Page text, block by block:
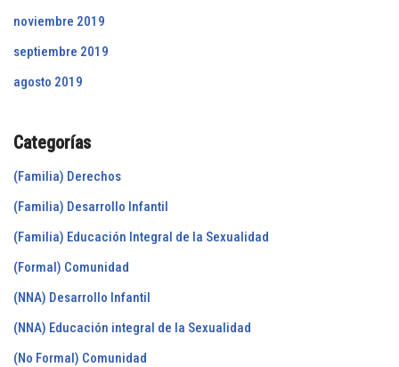
noviembre 2019
septiembre 2019
agosto 2019
Categorías
(Familia) Derechos
(Familia) Desarrollo Infantil
(Familia) Educación Integral de la Sexualidad
(Formal) Comunidad
(NNA) Desarrollo Infantil
(NNA) Educación integral de la Sexualidad
(No Formal) Comunidad